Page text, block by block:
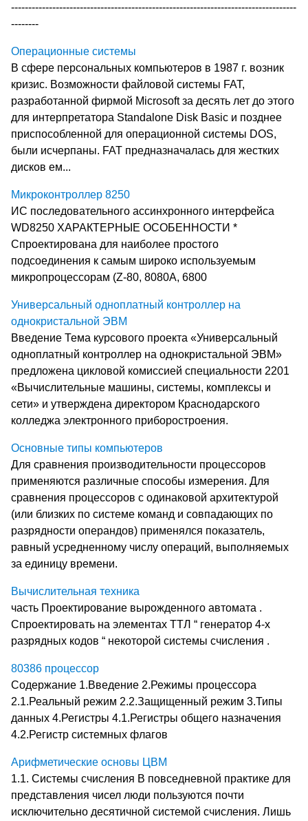
-----------------------------------------------------------------------------------
--------
Операционные системы
В сфере персональных компьютеров в 1987 г. возник
кризис. Возможности файловой системы FAT,
разработанной фирмой Microsoft за десять лет до этого
для интерпретатора Standalone Disk Basic и позднее
приспособленной для операционной системы DOS,
были исчерпаны. FAT предназначалась для жестких
дисков ем...
Микроконтроллер 8250
ИС последовательного ассинхронного интерфейса
WD8250 ХАРАКТЕРНЫЕ ОСОБЕННОСТИ *
Спроектирована для наиболее простого
подсоединения к самым широко используемым
микропроцессорам (Z-80, 8080А, 6800
Универсальный одноплатный контроллер на
однокристальной ЭВМ
Введение Тема курсового проекта «Универсальный
одноплатный контроллер на однокристальной ЭВМ»
предложена цикловой комиссией специальности 2201
«Вычислительные машины, системы, комплексы и
сети» и утверждена директором Краснодарского
колледжа электронного приборостроения.
Основные типы компьютеров
Для сравнения производительности процессоров
применяются различные способы измерения. Для
сравнения процессоров с одинаковой архитектурой
(или близких по системе команд и совпадающих по
разрядности операндов) применялся показатель,
равный усредненному числу операций, выполняемых
за единицу времени.
Вычислительная техника
часть Проектирование вырожденного автомата .
Спроектировать на элементах ТТЛ “ генератор 4-х
разрядных кодов “ некоторой системы счисления .
80386 процессор
Содержание 1.Введение 2.Режимы процессора
2.1.Реальный режим 2.2.Защищенный режим 3.Типы
данных 4.Регистры 4.1.Регистры общего назначения
4.2.Регистр системных флагов
Арифметические основы ЦВМ
1.1. Системы счисления В повседневной практике для
представления чисел люди пользуются почти
исключительно десятичной системой счисления. Лишь